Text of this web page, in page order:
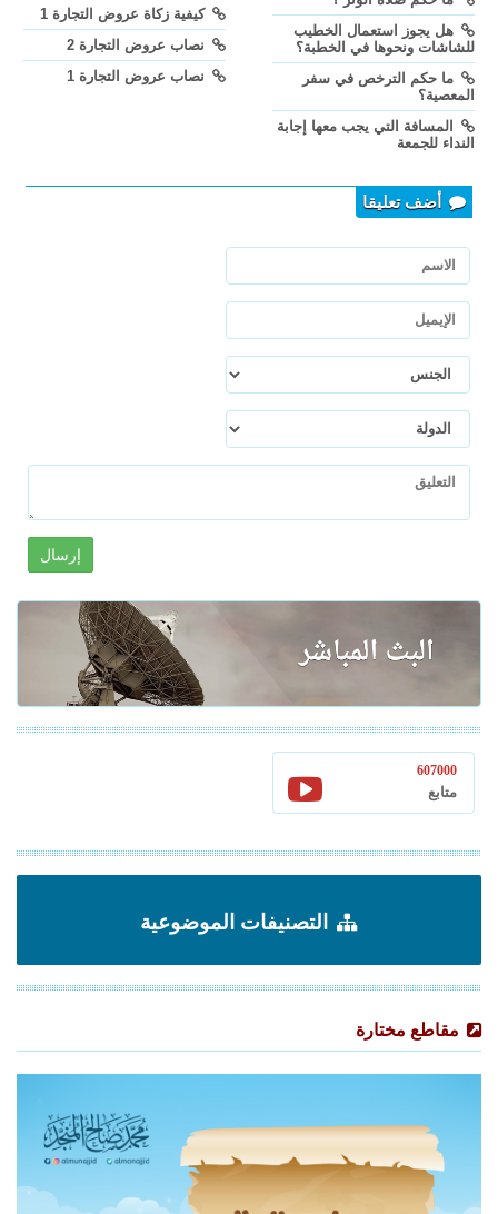
هل يجوز استعمال الخطيب
للشاشات ونحوها في الخطبة؟
ما حكم الترخص في سفر
المعصية؟
المسافة التي يجب معها إجابة
النداء للجمعة
كيفية زكاة عروض التجارة 1
نصاب عروض التجارة 2
نصاب عروض التجارة 1
أضف تعليقا
إرسال
607000
متابع
التصنيفات الموضوعية
مقاطع مختارة